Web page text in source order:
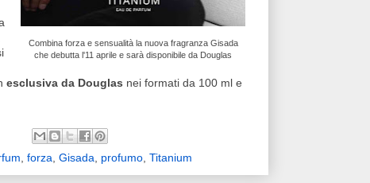
Combina forza e sensualità la nuova fragranza Gisada
che debutta l'11 aprile e sarà disponibile da Douglas
esclusiva da Douglas nei formati da 100 ml e
, forza, Gisada, profumo, Titanium